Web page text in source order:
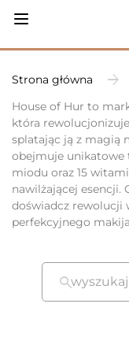
Strona główna
House of Hur to
która
splatając ją z magią
obejmuje unikatowe
miodu oraz 15
nawilżającej esencji.
doświadcz rewolucji
perfekcyjnego